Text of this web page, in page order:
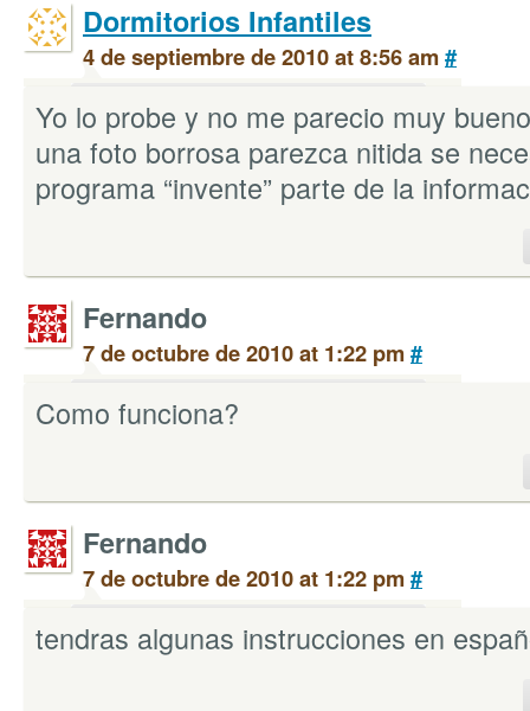
Dormitorios Infantiles
4 de septiembre de 2010 at 8:56 am#
Yo lo probe y no me parecio muy
una foto borrosa parezca nitida se
programa “invente” parte de la
Fernando
7 de octubre de 2010 at 1:22 pm#
Como funciona?
Fernando
7 de octubre de 2010 at 1:22 pm#
tendras algunas instrucciones en